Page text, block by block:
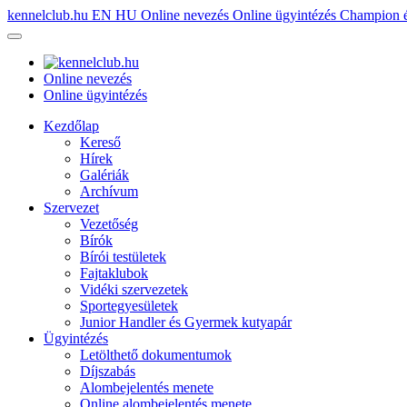
kennelclub.hu EN HU Online nevezés Online ügyintézés Champion
Online nevezés
Online ügyintézés
Kezdőlap
Kereső
Hírek
Galériák
Archívum
Szervezet
Vezetőség
Bírók
Bírói testületek
Fajtaklubok
Vidéki szervezetek
Sportegyesületek
Junior Handler és Gyermek kutyapár
Ügyintézés
Letölthető dokumentumok
Díjszabás
Alombejelentés menete
Online alombejelentés menete